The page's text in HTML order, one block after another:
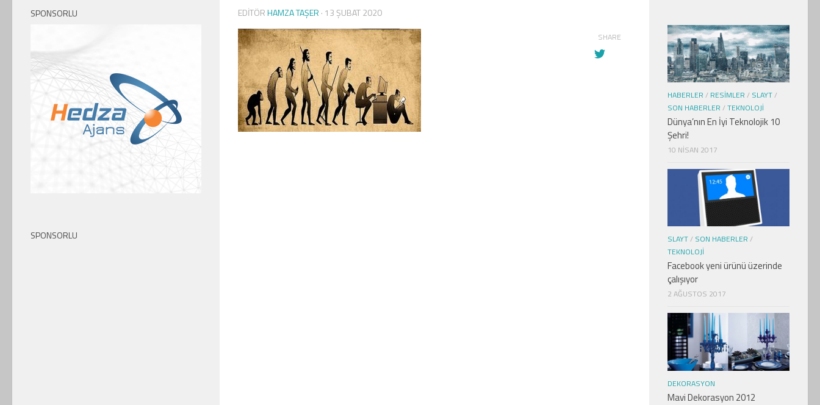
EDITÖRHAMZA TAŞER · 13 ŞUBAT 2020
SHARE
SPONSORLU
SPONSORLU
HABERLER / RESIMLER / SLAYT/
SON HABERLER /TEKNOLOJI
Dünya’nın En İyi Teknolojik 10
Şehri!
10 NISAN 2017
SLAYT/ SON HABERLER /
TEKNOLOJI
Facebook yeni ürünü üzerinde
çalışıyor
2 AĞUSTOS 2017
DEKORASYON
Mavi Dekorasyon 2012